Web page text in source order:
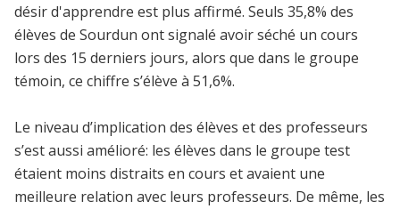
désir d'apprendre est plus affirmé. Seuls 35,8% des
élèves de Sourdun ont signalé avoir séché un cours
lors des 15 derniers jours, alors que dans le groupe
témoin, ce chiffre s’élève à 51,6%.
Le niveau d’implication des élèves et des professeurs
s’est aussi amélioré: les élèves dans le groupe test
étaient moins distraits en cours et avaient une
meilleure relation avec leurs professeurs. De même, les